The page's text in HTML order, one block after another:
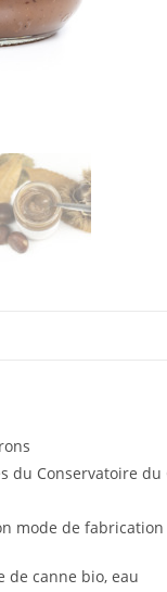
du Conservatoire
mode de
de canne bio, eau